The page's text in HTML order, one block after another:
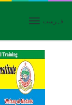
فہرست